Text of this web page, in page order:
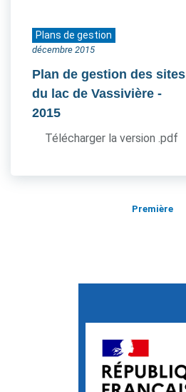
Plans de gestion
décembre 2015
Plan de gestion des sites
du lac de Vassivière -
2015
Télécharger la version .pdf
Première